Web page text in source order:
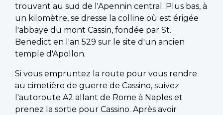
trouvant au sud de l'Apennin central. Plus bas, à
un kilomètre, se dresse la colline où est érigée
l'abbaye du mont Cassin, fondée par St.
Benedict en l'an 529 sur le site d'un ancien
temple d'Apollon.
Si vous empruntez la route pour vous rendre
au cimetière de guerre de Cassino, suivez
l'autoroute A2 allant de Rome à Naples et
prenez la sortie pour Cassino. Après avoir